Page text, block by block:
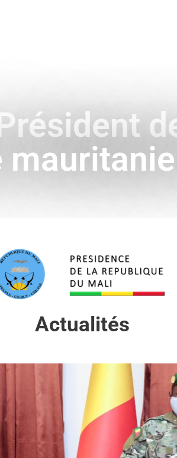
Actualités